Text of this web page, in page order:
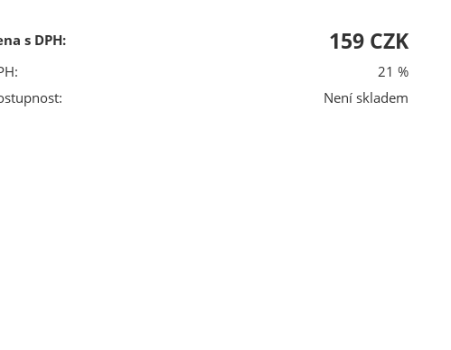
s DPH: 159 CZK
21 %
Není skladem